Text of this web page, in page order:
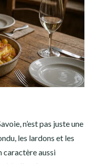
n’est pas juste une
les lardons et les
caractère aussi